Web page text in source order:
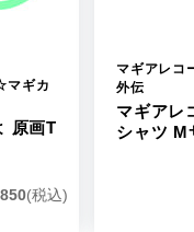
マギカ
原画T
(税込)
マギアレコ
外伝
マギアレ
シャツ M